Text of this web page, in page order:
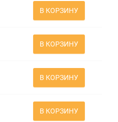
В КОРЗИНУ
В КОРЗИНУ
В КОРЗИНУ
В КОРЗИНУ